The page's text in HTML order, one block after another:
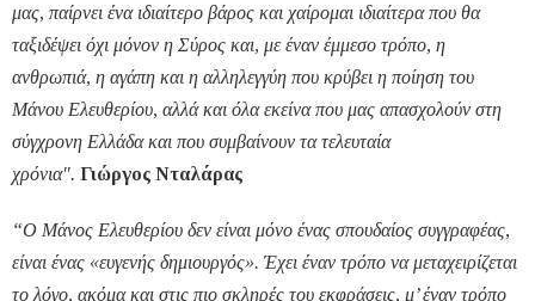
μας, παίρνει ένα ιδιαίτερο βάρος και χαίρομαι ιδιαίτερα που θα
ταξιδέψει όχι μόνον η Σύρος και, με έναν έμμεσο τρόπο, η
ανθρωπιά, η αγάπη και η αλληλεγγύη που κρύβει η ποίηση του
Μάνου Ελευθερίου, αλλά και όλα εκείνα που μας απασχολούν στη
σύγχρονη Ελλάδα και που συμβαίνουν τα τελευταία
χρόνια". Γιώργος Νταλάρας
“Ο Μάνος Ελευθερίου δεν είναι μόνο ένας σπουδαίος συγγραφέας,
είναι ένας «ευγενής δημιουργός». Έχει έναν τρόπο να μεταχειρίζεται
το λόγο, ακόμα και στις πιο σκληρές του εκφράσεις, μ’ έναν τρόπο